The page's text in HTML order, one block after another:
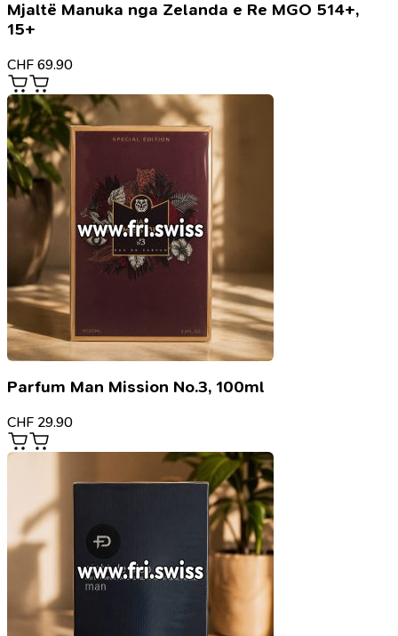
Mjaltë Manuka nga Zelanda e Re MGO 514+,
15+
CHF 69.90
Parfum Man Mission No.3, 100ml
CHF 29.90